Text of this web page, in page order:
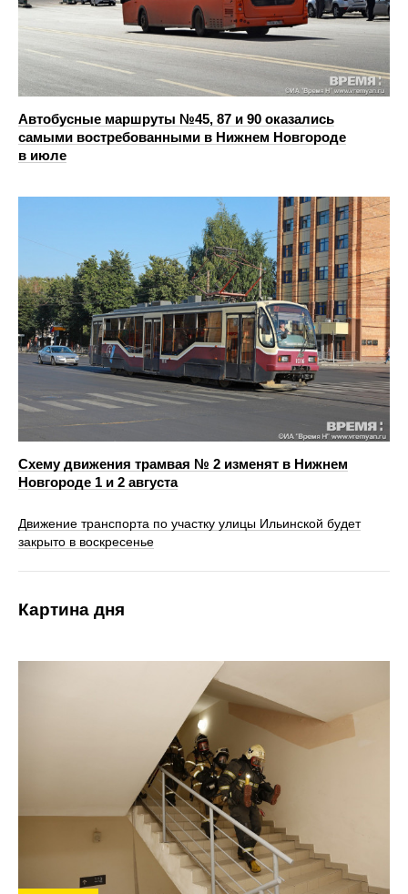
Автобусные маршруты №45, 87 и 90 оказались
самыми востребованными в Нижнем Новгороде
в июле
Схему движения трамвая № 2 изменят в Нижнем
Новгороде 1 и 2 августа
Движение транспорта по участку улицы Ильинской будет
закрыто в воскресенье
Картина дня